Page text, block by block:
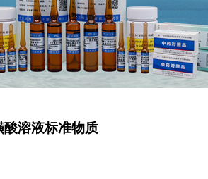
溶液标准物质